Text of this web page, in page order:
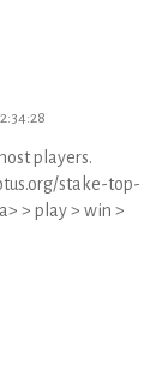
players.
stake-top-
> play > win >